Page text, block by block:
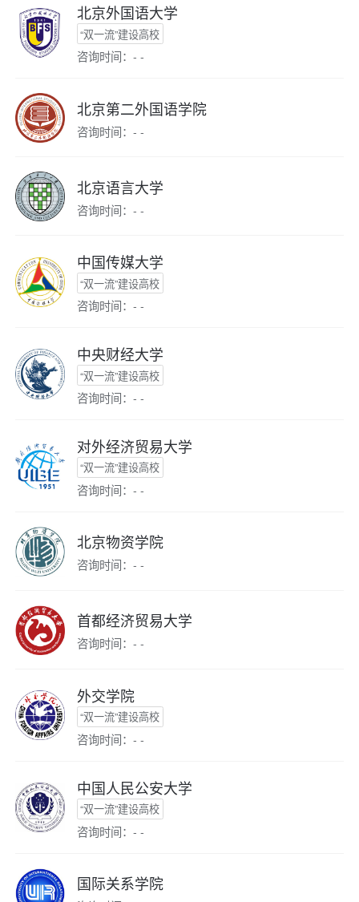
北京外国语大学
“双一流”建设高校
咨询时间：- -
北京第二外国语学院
咨询时间：- -
北京语言大学
咨询时间：- -
中国传媒大学
“双一流”建设高校
咨询时间：- -
中央财经大学
“双一流”建设高校
咨询时间：- -
对外经济贸易大学
“双一流”建设高校
咨询时间：- -
北京物资学院
咨询时间：- -
首都经济贸易大学
咨询时间：- -
外交学院
“双一流”建设高校
咨询时间：- -
中国人民公安大学
“双一流”建设高校
咨询时间：- -
国际关系学院